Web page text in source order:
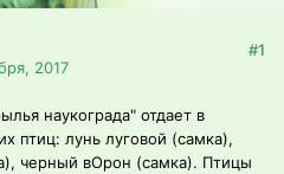
2017
#1
наукограда" отдает в
птиц: лунь луговой (самка),
черный вОрон (самка). Птицы